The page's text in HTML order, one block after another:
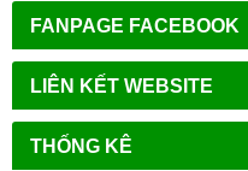
FANPAGE FACEBOOK
LIÊN KẾT WEBSITE
THỐNG KÊ